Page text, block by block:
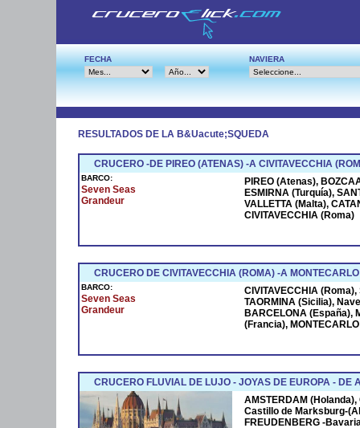
FECHA NAVIERA
RESULTADOS DE LA B&Uacute;SQUEDA
CRUCERO -DE PIREO (ATENAS) -A CIVITAVECCHIA
BARCO:
Seven Seas
Grandeur
PIREO (Atenas),
ESMIRNA (Turquía),
VALLETTA (Malta),
CIVITAVECCHIA (Roma)
CRUCERO DE CIVITAVECCHIA (ROMA) -A
BARCO:
Seven Seas
Grandeur
CIVITAVECCHIA
TAORMINA (Sicilia),
BARCELONA (España),
(Francia),
CRUCERO FLUVIAL DE LUJO - JOYAS DE EUROPA - DE
AMSTERDAM (Holanda),
Castillo de Marksburg-
FREUDENBERG -